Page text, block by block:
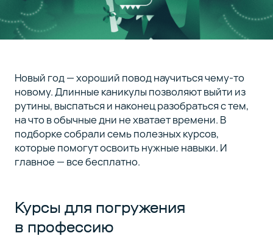
Новый год — хороший повод научиться чему-то
новому. Длинные каникулы позволяют выйти из
рутины, выспаться и наконец разобраться с тем,
на что в обычные дни не хватает времени. В
подборке собрали семь полезных курсов,
которые помогут освоить нужные навыки. И
главное — все бесплатно.
Курсы для погружения
в профессию